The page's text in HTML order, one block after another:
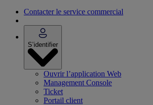
Contacter le service commercial
S’identifier
Ouvrir l’application Web
Management Console
Ticket
Portail client